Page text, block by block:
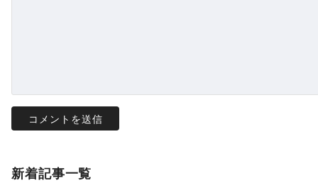
新着記事一覧